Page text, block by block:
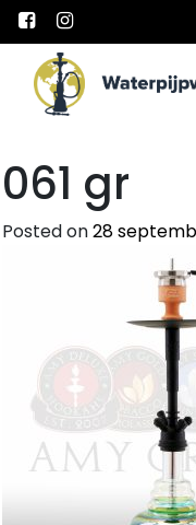
Main
061 gr
Posted on28